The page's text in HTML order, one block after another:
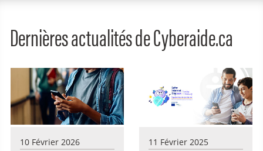
Dernières actualités de Cyberaide.ca
10 Février 2026 11 Février 2025